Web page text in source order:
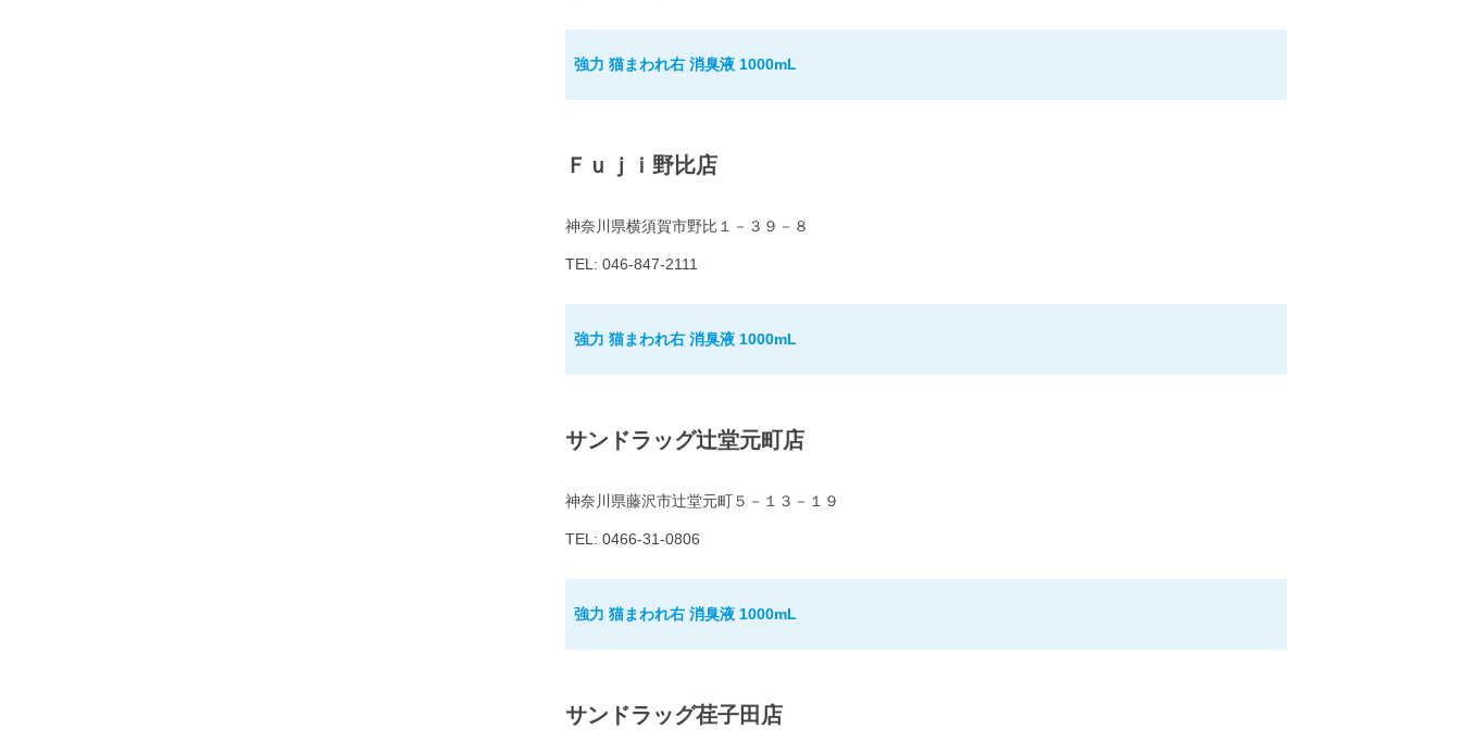
強力 猫まわれ右 消臭液 1000mL
Ｆｕｊｉ野比店
神奈川県横須賀市野比１－３９－８
TEL: 046-847-2111
強力 猫まわれ右 消臭液 1000mL
サンドラッグ辻堂元町店
神奈川県藤沢市辻堂元町５－１３－１９
TEL: 0466-31-0806
強力 猫まわれ右 消臭液 1000mL
サンドラッグ荏子田店